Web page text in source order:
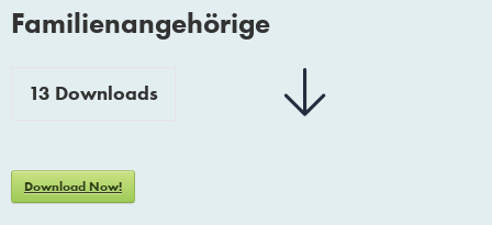
Familienangehörige
13 Downloads
Download Now!